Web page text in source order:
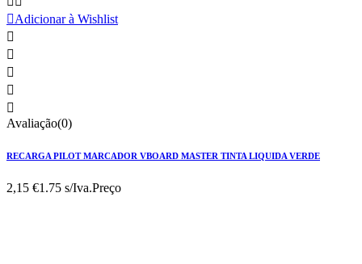
Adicionar à Wishlist





Avaliação(0)
RECARGA PILOT MARCADOR VBOARD MASTER TINTA LIQUIDA VERDE
2,15 €1.75 s/Iva.Preço